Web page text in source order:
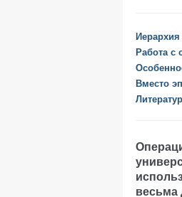
Работа с
Вместо
весьма